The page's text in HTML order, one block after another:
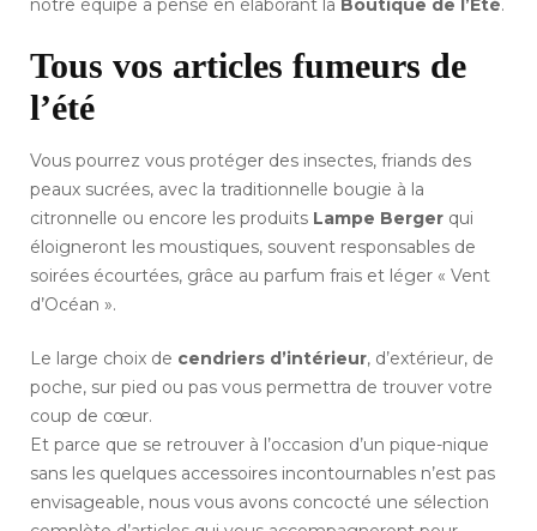
notre équipe a pensé en élaborant la Boutique de l’Été.
Tous vos articles fumeurs de
l’été
Vous pourrez vous protéger des insectes, friands des
peaux sucrées, avec la traditionnelle bougie à la
citronnelle ou encore les produits Lampe Berger qui
éloigneront les moustiques, souvent responsables de
soirées écourtées, grâce au parfum frais et léger « Vent
d’Océan ».
Le large choix de cendriers d’intérieur, d’extérieur, de
poche, sur pied ou pas vous permettra de trouver votre
coup de cœur.
Et parce que se retrouver à l’occasion d’un pique-nique
sans les quelques accessoires incontournables n’est pas
envisageable, nous vous avons concocté une sélection